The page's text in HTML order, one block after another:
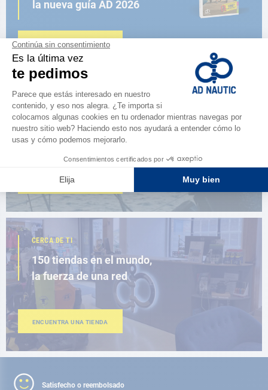
la nueva guía AD 2026
NAVEGAR POR EL CATÁLOGO
ESPACIO FIDELIDAD
¿Eres apasionado?
Benefíciate de ventajas exclusivas
AD FIDELITY
CERCA DE TI
150 tiendas en el mundo,
la fuerza de una red
ENCUENTRA UNA TIENDA
Satisfecho o reembolsado